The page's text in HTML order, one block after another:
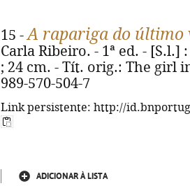
15 -A rapariga do último
Carla Ribeiro. - 1ª ed. - [S.l.]
; 24 cm. - Tít. orig.: The girl
989-570-504-7
Link persistente: http://
ADICIONAR À LISTA